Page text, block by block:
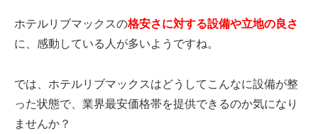
ホテルリブマックスの格安さに対する設備や立地の良さ
に、感動している人が多いようですね。
では、ホテルリブマックスはどうしてこんなに設備が整
った状態で、業界最安価格帯を提供できるのか気になり
ませんか？